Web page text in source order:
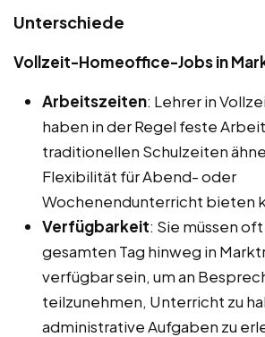
Unterschiede
Vollzeit-Homeoffice-Jobs in
Arbeitszeiten: Lehrer in
haben in der Regel feste
traditionellen Schulzeiten
Flexibilität für Abend- oder
Wochenendunterricht bieten
Verfügbarkeit: Sie müssen
gesamten Tag hinweg in
verfügbar sein, um an
teilzunehmen, Unterricht zu
administrative Aufgaben zu